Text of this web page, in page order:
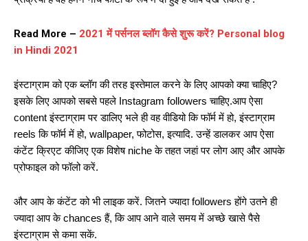
Read More – 2021 में पर्सनल ब्लॉग कैसे शुरू करें? Personal blog
in Hindi 2021
इंस्टाग्राम को एक ब्लॉग की तरह इस्तेमाल करने के लिए आपको क्या चाहिए?
इसके लिए आपको सबसे पहले Instagram followers चाहिए.आप ऐसा
content इंस्टाग्राम पर डालिए भले ही वह वीडियो कि फॉर्म में हो, इंस्टाग्राम
reels कि फॉर्म में हो, wallpaper, फोटोस, इत्यादि. उन्हें डालकर आप ऐसा
कंटेंट क्रिएट कीजिए एक विशेष niche के तहत जहां पर लोग आए और आपके
प्रोफाइल को फॉलो करें.
और आप के कंटेंट को भी लाइक करें. जितने ज्यादा followers होंगे उतने ही
ज्यादा आप के chances हैं, कि आप आने वाले समय में अच्छे खासे पैसे
इंस्टाग्राम से कमा सकें.